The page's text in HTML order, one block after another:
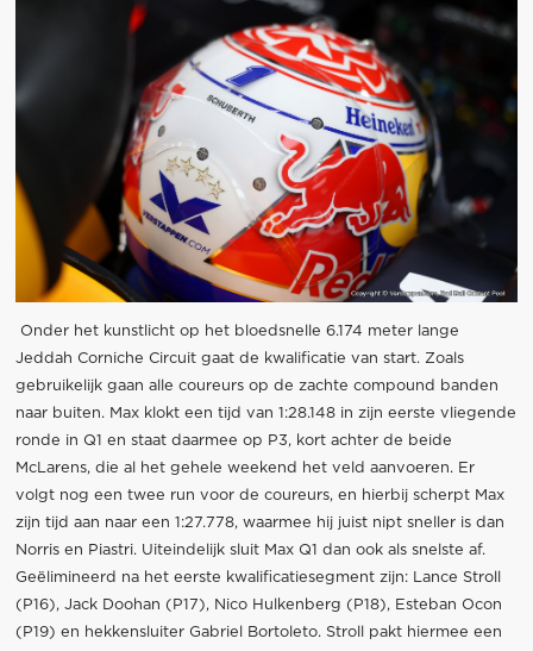
Onder het kunstlicht op het bloedsnelle 6.174 meter lange
Jeddah Corniche Circuit gaat de kwalificatie van start. Zoals
gebruikelijk gaan alle coureurs op de zachte compound banden
naar buiten. Max klokt een tijd van 1:28.148 in zijn eerste vliegende
ronde in Q1 en staat daarmee op P3, kort achter de beide
McLarens, die al het gehele weekend het veld aanvoeren. Er
volgt nog een twee run voor de coureurs, en hierbij scherpt Max
zijn tijd aan naar een 1:27.778, waarmee hij juist nipt sneller is dan
Norris en Piastri. Uiteindelijk sluit Max Q1 dan ook als snelste af.
Geëlimineerd na het eerste kwalificatiesegment zijn: Lance Stroll
(P16), Jack Doohan (P17), Nico Hulkenberg (P18), Esteban Ocon
(P19) en hekkensluiter Gabriel Bortoleto. Stroll pakt hiermee een